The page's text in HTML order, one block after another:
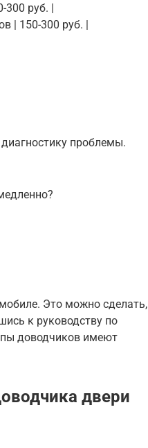
300 руб. |
| 150-300 руб. |
проблемы.
Это можно сделать,
к руководству по
доводчиков имеют
двери